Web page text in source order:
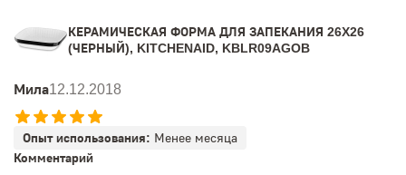
КЕРАМИЧЕСКАЯ ФОРМА ДЛЯ ЗАПЕКАНИЯ 26X26
(ЧЕРНЫЙ), KITCHENAID, KBLR09AGOB
Мила12.12.2018
Опыт использования: Менее месяца
Комментарий